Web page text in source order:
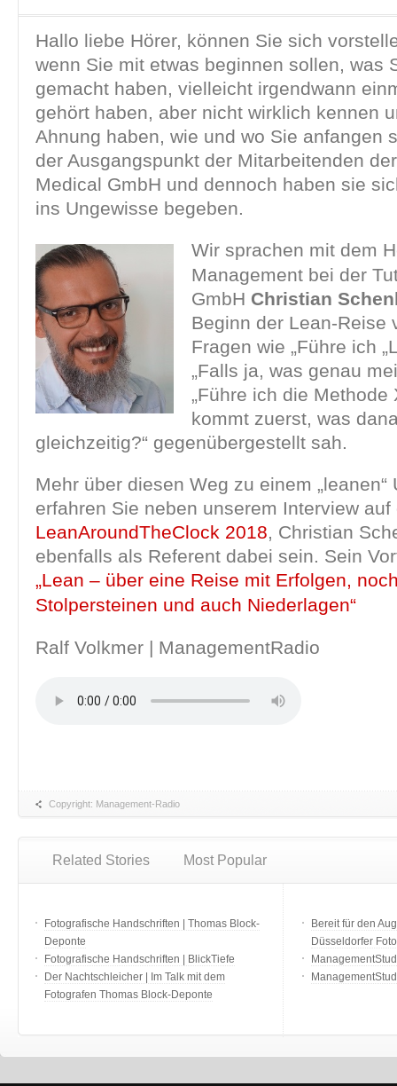
Hallo liebe Hörer, können Sie sich
wenn Sie mit etwas beginnen sollen, was
gemacht haben, vielleicht irgendwann
gehört haben, aber nicht wirklich kennen
Ahnung haben, wie und wo Sie anfangen
der Ausgangspunkt der Mitarbeitenden
Medical GmbH und dennoch haben sie
ins Ungewisse begeben.
Wir sprachen mit dem
Management bei der
GmbH Christian
Beginn der Lean-Reise
Fragen wie „Führe ich
„Falls ja, was genau
„Führe ich die Methode
kommt zuerst, was
gleichzeitig?“ gegenübergestellt sah.
Mehr über diesen Weg zu einem „leanen“
erfahren Sie neben unserem Interview auf
LeanAroundTheClock 2018, Christian
ebenfalls als Referent dabei sein. Sein
„Lean – über eine Reise mit Erfolgen,
Stolpersteinen und auch Niederlagen“
Ralf Volkmer | ManagementRadio
Copyright: Management-Radio
Related Stories Most Popular
Fotografische Handschriften | Thomas Block-
Deponte
Fotografische Handschriften | BlickTiefe
Der Nachtschleicher | Im Talk mit dem
Fotografen Thomas Block-Deponte
Bereit für den
Düsseldorfer